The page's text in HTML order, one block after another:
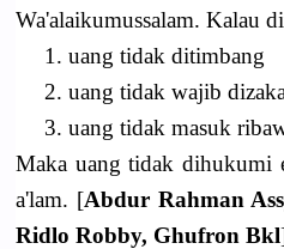
Wa'alaikumussalam. Kalau
1. uang tidak ditimbang
2. uang tidak wajib
3. uang tidak masuk
Maka uang tidak dihukumi
a'lam. [Abdur Rahman
Ridlo Robby, Ghufron Bkl